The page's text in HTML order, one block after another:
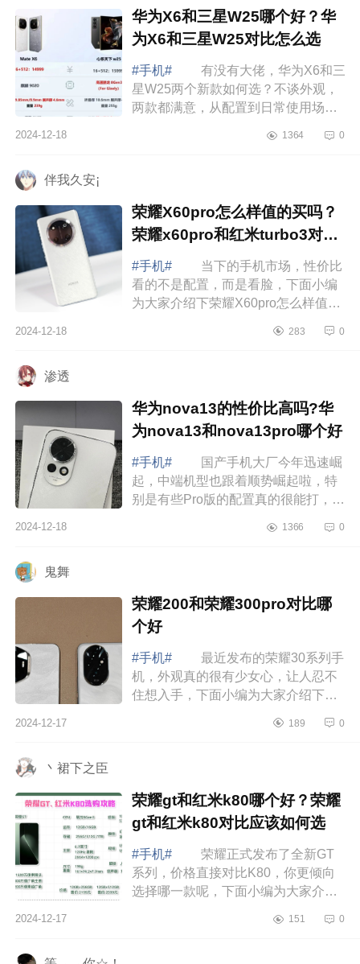
华为X6和三星W25哪个好？华
为X6和三星W25对比怎么选
#手机#
有没有大佬，华为X6和三
星W25两个新款如何选？不谈外观，
两款都满意，从配置到日常使用场景
介绍下华为X6和三星W25哪个好？华
2024-12-18 1364 0
伴我久安¡
荣耀X60pro怎么样值的买吗？
荣耀x60pro和红米turbo3对比
哪个好
#手机#
当下的手机市场，性价比
看的不是配置，而是看脸，下面小编
为大家介绍下荣耀X60pro怎么样值的
哪个好 荣耀X60pro怎么样值的买
2024-12-18 283 0
渗透
华为nova13的性价比高吗?华
为nova13和nova13pro哪个好
#手机#
国产手机大厂今年迅速崛
起，中端机型也跟着顺势崛起啦，特
别是有些Pro版的配置真的很能打，下
价比高吗?华为nova13和nova13pro哪
2024-12-18 1366 0
鬼舞
荣耀200和荣耀300pro对比哪
个好
#手机#
最近发布的荣耀30系列手
机，外观真的很有少女心，让人忍不
住想入手，下面小编为大家介绍下荣
荣耀200和荣耀300pro对比哪个
2024-12-17 189 0
丶裙下之臣
荣耀gt和红米k80哪个好？荣耀
gt和红米k80对比应该如何选
#手机#
荣耀正式发布了全新GT
系列，价格直接对比K80，你更倾向
选择哪一款呢，下面小编为大家介绍
红米k80对比应该如何选 荣耀gt和
2024-12-17 151 0